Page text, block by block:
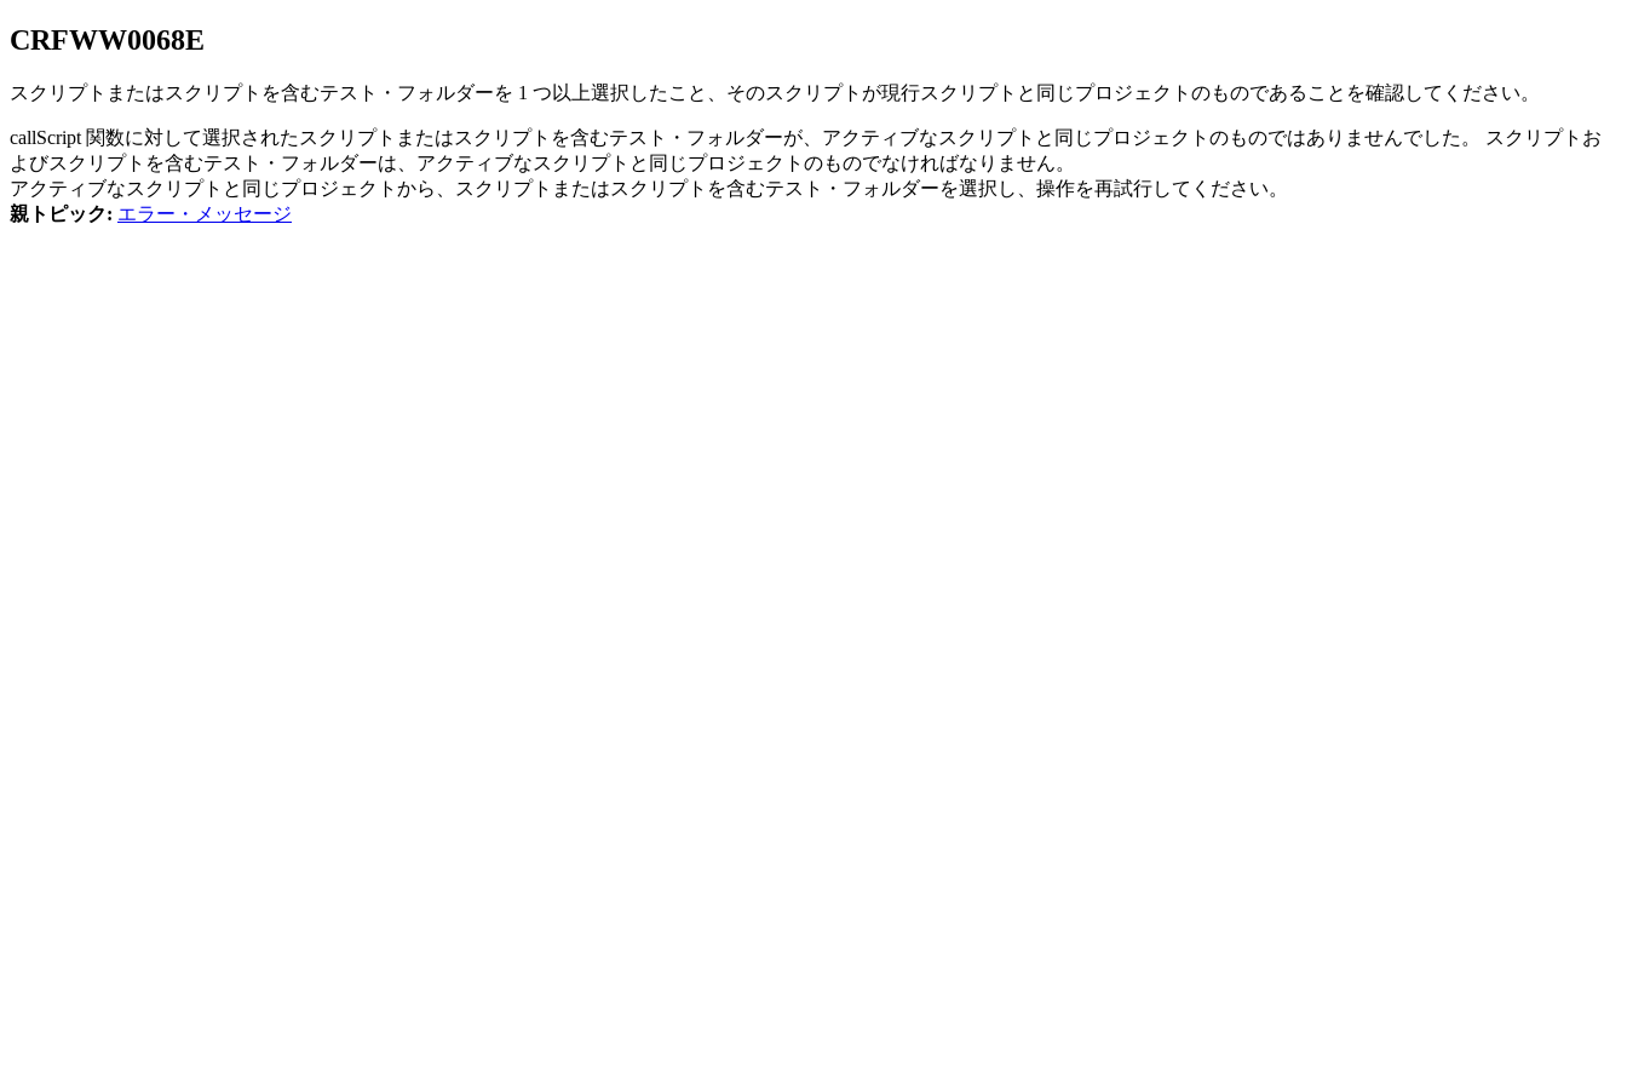
CRFWW0068E
スクリプトまたはスクリプトを含むテスト・フォルダーを 1 つ以上選択したこと、そのスクリプトが現行スクリプトと同じプロジェクトのものであることを確認してください。
callScript 関数に対して選択されたスクリプトまたはスクリプトを含むテスト・フォルダーが、アクティブなスクリプトと同じプロジェクトのものではありませんでした。 スクリプトお
よびスクリプトを含むテスト・フォルダーは、アクティブなスクリプトと同じプロジェクトのものでなければなりません。
アクティブなスクリプトと同じプロジェクトから、スクリプトまたはスクリプトを含むテスト・フォルダーを選択し、操作を再試行してください。
親トピック: エラー・メッセージ